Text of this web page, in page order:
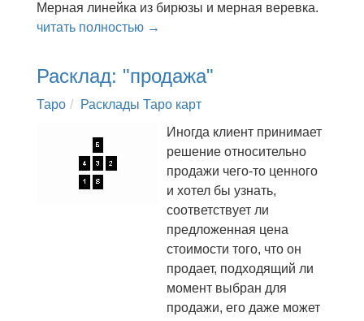
Мерная линейка из бирюзы и мерная веревка.
читать полностью →
Расклад: "продажа"
Таро
Расклады Таро карт
Иногда клиент принимает
решение относительно
продажи чего-то ценного
и хотел бы узнать,
соответствует ли
предложенная цена
стоимости того, что он
продает, подходящий ли
момент выбран для
продажи, его даже может